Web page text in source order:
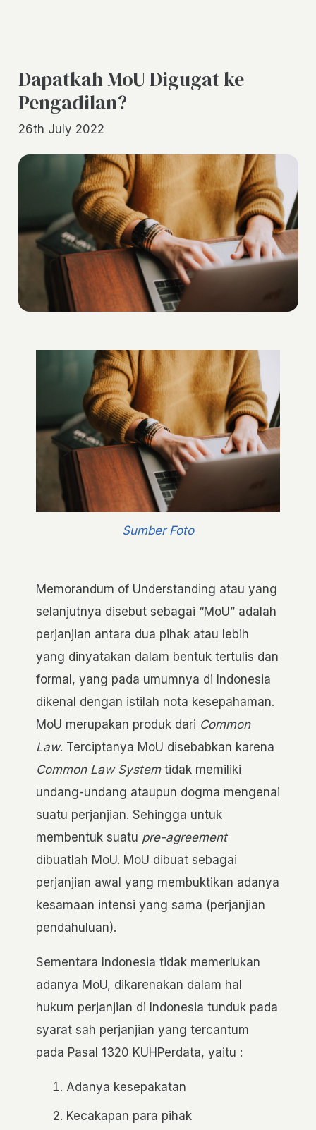
Dapatkah MoU Digugat ke
Pengadilan?
26th July 2022
Sumber Foto
Memorandum of Understanding atau yang
selanjutnya disebut sebagai “MoU” adalah
perjanjian antara dua pihak atau lebih
yang dinyatakan dalam bentuk tertulis dan
formal, yang pada umumnya di Indonesia
dikenal dengan istilah nota kesepahaman.
MoU merupakan produk dari Common
Law. Terciptanya MoU disebabkan karena
Common Law Systemtidak memiliki
undang-undang ataupun dogma mengenai
suatu perjanjian. Sehingga untuk
membentuk suatu pre-agreement
dibuatlah MoU. MoU dibuat sebagai
perjanjian awal yang membuktikan adanya
kesamaan intensi yang sama (perjanjian
pendahuluan).
Sementara Indonesia tidak memerlukan
adanya MoU, dikarenakan dalam hal
hukum perjanjian di Indonesia tunduk pada
syarat sah perjanjian yang tercantum
pada Pasal 1320 KUHPerdata, yaitu :
Adanya kesepakatan
Kecakapan para pihak